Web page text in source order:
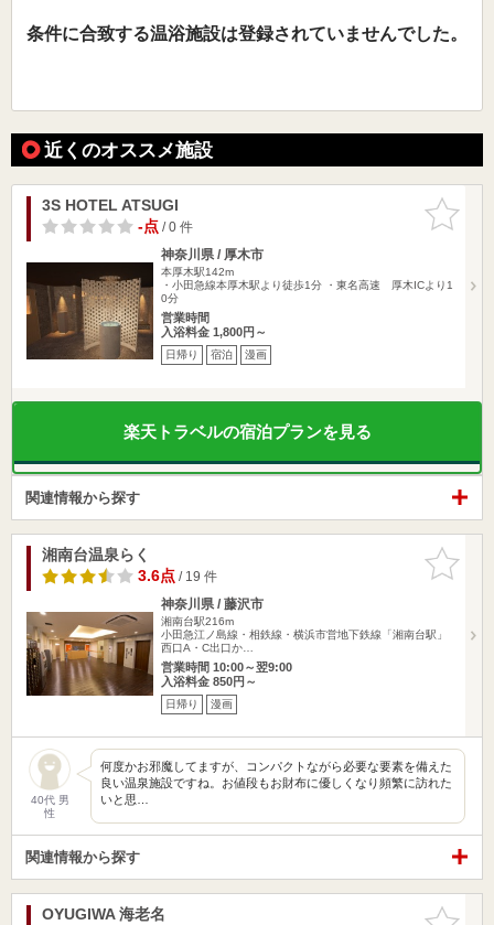
条件に合致する温浴施設は登録されていませんでした。
近くのオススメ施設
お気に入
りに追加
3S HOTEL ATSUGI
-点/ 0 件
神奈川県 / 厚木市
本厚木駅142m
・小田急線本厚木駅より徒歩1分 ・東名高速 厚木ICより1
0分
営業時間
入浴料金 1,800円～
日帰り 宿泊 漫画
楽天トラベルの宿泊プランを見る
関連情報から探す
お気に入
りに追加
湘南台温泉らく
3.6点/ 19 件
神奈川県 / 藤沢市
湘南台駅216m
小田急江ノ島線・相鉄線・横浜市営地下鉄線「湘南台駅」
西口A・C出口か…
営業時間 10:00～翌9:00
入浴料金 850円～
日帰り 漫画
40代 男
性
何度かお邪魔してますが、コンパクトながら必要な要素を備えた
良い温泉施設ですね。お値段もお財布に優しくなり頻繁に訪れた
いと思…
関連情報から探す
お気に入
OYUGIWA 海老名